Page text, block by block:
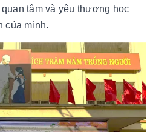
tâm và yêu thương học
của mình.